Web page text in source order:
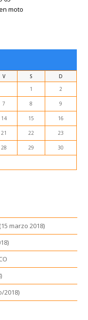
V S
D
1
2
7 8 9
14 15 16
21 22 23
28 29 30
marzo 2018)
2018)